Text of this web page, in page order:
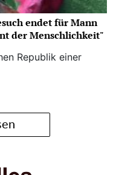
endet für Mann
der Menschlichkeit"
Republik einer